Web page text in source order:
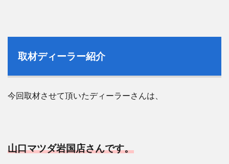
取材ディーラー紹介
今回取材させて頂いたディーラーさんは、
山口マツダ岩国店さんです。